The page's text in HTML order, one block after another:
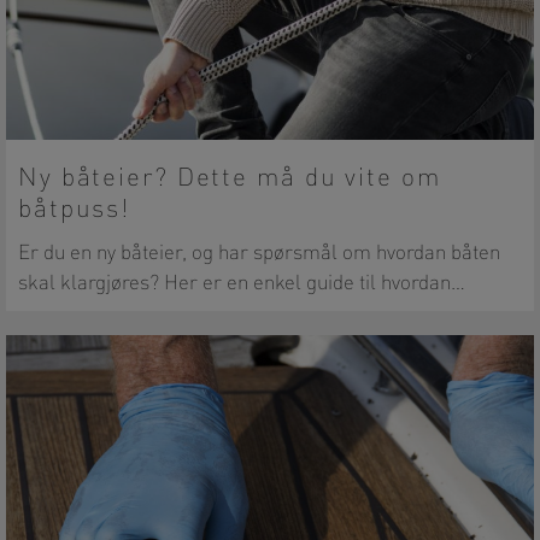
Ny båteier? Dette må du vite om
båtpuss!
Er du en ny båteier, og har spørsmål om hvordan båten
skal klargjøres? Her er en enkel guide til hvordan…